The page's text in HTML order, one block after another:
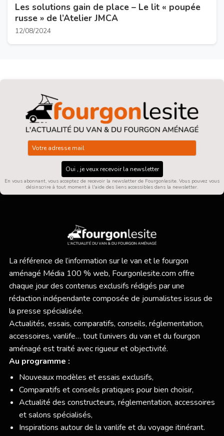
Les solutions gain de place – Le lit « poupée
russe » de l’Atelier JMCA
12/08/2024
Oui , je veux recevoir la newsletter
En vous abonnant, vous acceptez de recevoir la newsletter de Fourgonlesite. Vous pouvez vous
désinscrire à tout moment à l'aide des liens accessibles dans la newsletter.
La référence de l’information sur le van et le fourgon
aménagé Média 100 % web, Fourgonlesite.com offre
chaque jour des contenus exclusifs rédigés par une
rédaction indépendante composée de journalistes issus de
la presse spécialisée.
Actualités, essais, comparatifs, conseils, réglementation,
accessoires, vanlife… tout l’univers du van et du fourgon
aménagé est traité avec rigueur et objectivité.
Au programme :
Nouveaux modèles et essais exclusifs,
Comparatifs et conseils pratiques pour bien choisir,
Actualité des constructeurs, réglementation, accessoires
et salons spécialisés,
Inspirations autour de la vanlife et du voyage itinérant.